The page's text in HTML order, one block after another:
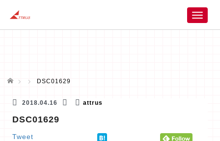
T
ホーム DSC01629
2018.04.16 attrus
DSC01629
Tweet